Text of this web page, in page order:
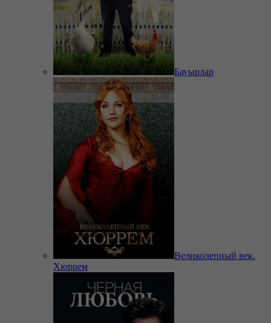
Бауырлар
Великолепный век.
Хюррем